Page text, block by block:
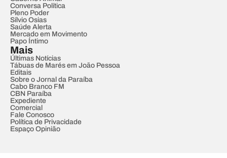
Conversa Política
Pleno Poder
Sílvio Osias
Saúde Alerta
Mercado em Movimento
Papo Íntimo
Mais
Últimas Notícias
Tábuas de Marés em João Pessoa
Editais
Sobre o Jornal da Paraíba
Cabo Branco FM
CBN Paraíba
Expediente
Comercial
Fale Conosco
Política de Privacidade
Espaço Opinião